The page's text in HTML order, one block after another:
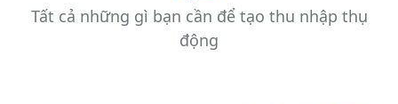
Tất cả những gì bạn cần để tạo thu nhập thụ
động